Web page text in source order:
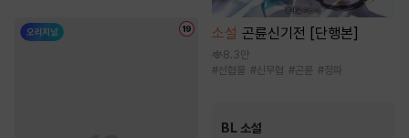
소설 곤륜신기전 [단행본]
8.3만
#선협물 #신무협 #곤륜 #정파
BL 소설